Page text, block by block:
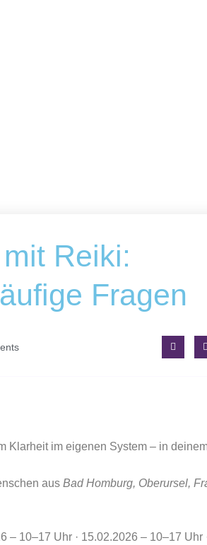
Reiki:
Fragen
Klarheit im eigenen System – in
aus Bad Homburg, Oberursel,
– 10–17 Uhr · 15.02.2026 – 10–17 Uhr